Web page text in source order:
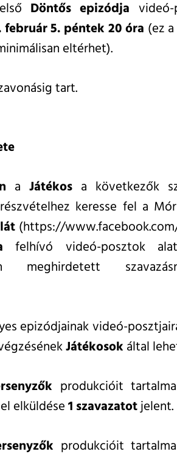
Döntős epizódja
február 5. péntek 20 óra (ez
eltérhet).
tart.
a Játékos a következők
keresse fel a
(https://
felhívó videó-posztok
meghirdetett
epizódjainak videó-
Játékosok által
produkcióit
elküldése1 szavazatotjelent.
produkcióit